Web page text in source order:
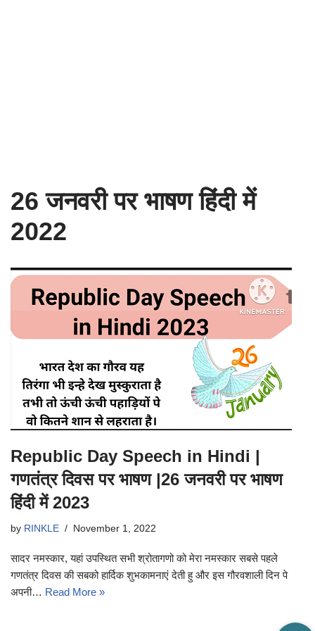
26 जनवरी पर भाषण हिंदी में
2022
Republic Day Speech in Hindi |
गणतंत्र दिवस पर भाषण |26 जनवरी पर भाषण
हिंदी में 2023
by RINKLE November 1, 2022
सादर नमस्कार, यहां उपस्थित सभी श्रोतागणो को मेरा नमस्कार सबसे पहले
गणतंत्र दिवस की सबको हार्दिक शुभकामनाएं देती हु और इस गौरवशाली दिन पे
अपनी… Read More »